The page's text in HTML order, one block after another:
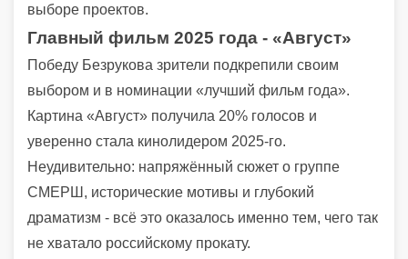
выборе проектов.
Главный фильм 2025 года - «Август»
Победу Безрукова зрители подкрепили своим
выбором и в номинации «лучший фильм года».
Картина «Август» получила 20% голосов и
уверенно стала кинолидером 2025-го.
Неудивительно: напряжённый сюжет о группе
СМЕРШ, исторические мотивы и глубокий
драматизм - всё это оказалось именно тем, чего так
не хватало российскому прокату.